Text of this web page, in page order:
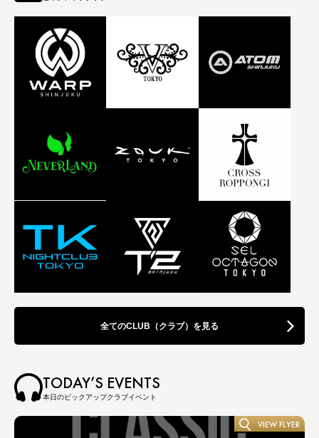
全てのCLUB（クラブ）を見る
TODAY’S EVENTS
本日のピックアップクラブイベント
VIEW FLYER